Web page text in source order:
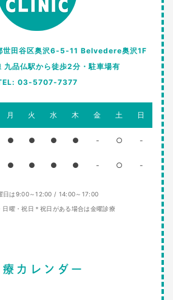
田谷区奥沢6-5-11 Belvedere奥沢1F
九品仏駅から徒歩2分・駐車場有
03-5707-7377
月 火 水 木 金 土 日
● ● ● ● - ○ -
● ● ● ● - ○ -
は9:00～12:00 / 14:00～17:00
日曜・祝日＊祝日がある場合は金曜診療
療カレンダー